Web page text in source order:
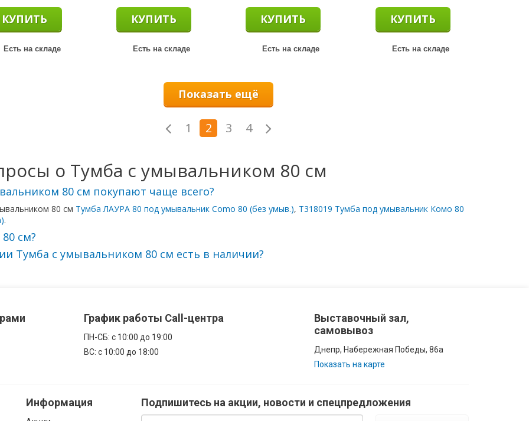
КУПИТЬ
Есть на складе
КУПИТЬ
Есть на складе
КУПИТЬ
Есть на складе
КУПИТЬ
Есть на складе
Показать ещё
1 2 3 4
о Тумба с умывальником 80 см
80 см покупают чаще всего?
80 см Тумба ЛАУРА 80 под умывальник Como 80 (без умыв.), Т318019 Тумба под умывальник Комо 80
.
см?
Тумба с умывальником 80 см есть в наличии?
График работы Call-центра
ПН-CБ: с 10:00 до 19:00
ВС: с 10:00 до 18:00
Выставочный зал,
самовывоз
Днепр, Набережная Победы, 86а
Показать на карте
Информация Подпишитесь на акции, новости и спецпредложения